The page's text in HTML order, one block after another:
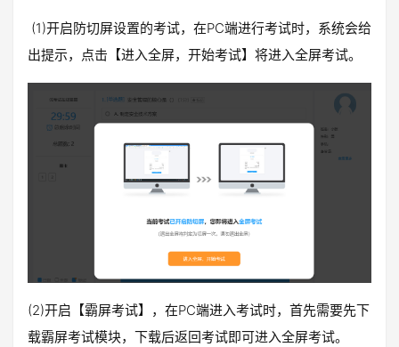
(1)开启防切屏设置的考试，在PC端进行考试时，系统会给
出提示，点击【进入全屏，开始考试】将进入全屏考试。
(2)开启【霸屏考试】，在PC端进入考试时，首先需要先下
载霸屏考试模块，下载后返回考试即可进入全屏考试。